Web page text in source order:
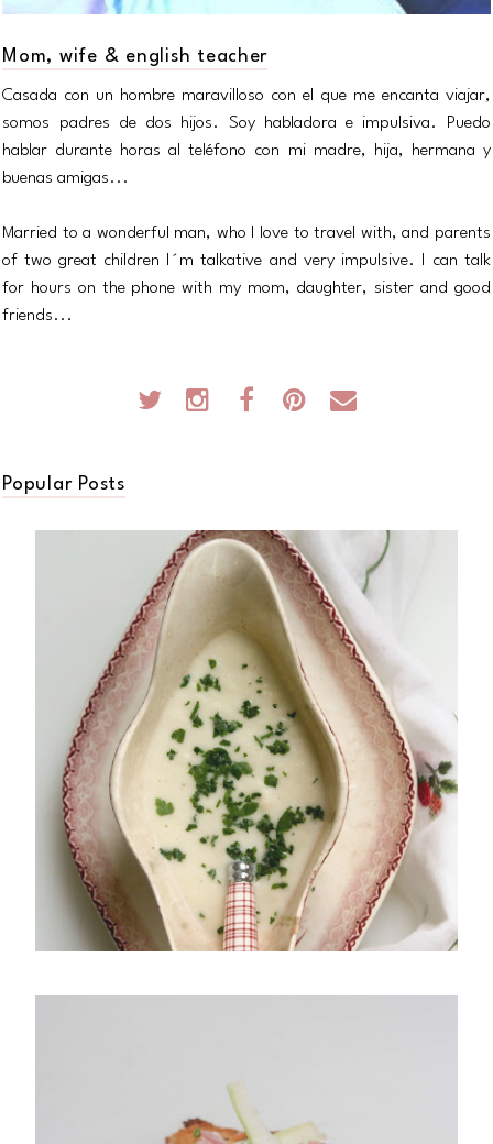
Mom, wife & english teacher
Casada con un hombre maravilloso con el que me encanta viajar,
somos padres de dos hijos. Soy habladora e impulsiva. Puedo
hablar durante horas al teléfono con mi madre, hija, hermana y
buenas amigas...
Married to a wonderful man, who I love to travel with, and parents
of two great children I´m talkative and very impulsive. I can talk
for hours on the phone with my mom, daughter, sister and good
friends...
Popular Posts